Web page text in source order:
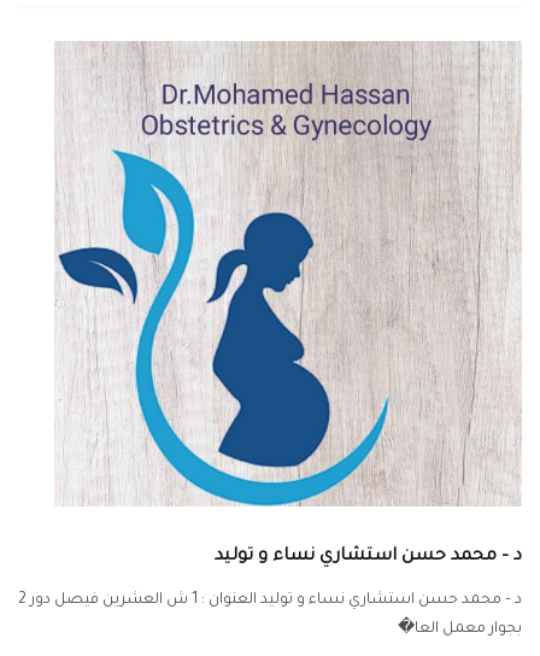
د – محمد حسن استشاري نساء و توليد
د – محمد حسن استشاري نساء و توليد العنوان : 1 ش العشرين فيصل دور 2
بجوار معمل العا�